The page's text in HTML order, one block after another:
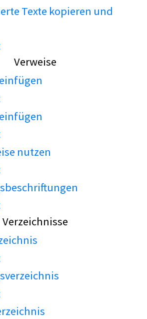
Texte kopieren und
Verweise
nutzen
Verzeichnisse